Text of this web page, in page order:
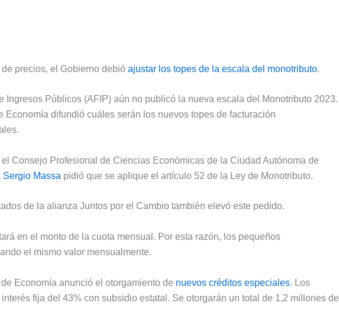
precios, el Gobierno debió ajustar los topes de la escala del monotributo.
Ingresos Públicos (AFIP) aún no publicó la nueva escala del Monotributo 2023.
Economía difundió cuáles serán los nuevos topes de facturación
Consejo Profesional de Ciencias Económicas de la Ciudad Autónoma de
Sergio Massa pidió que se aplique el artículo 52 de la Ley de Monotributo.
de la alianza Juntos por el Cambio también elevó este pedido.
en el monto de la cuota mensual. Por esta razón, los pequeños
el mismo valor mensualmente.
Economía anunció el otorgamiento de nuevos créditos especiales. Los
fija del 43% con subsidio estatal. Se otorgarán un total de 1,2 millones de